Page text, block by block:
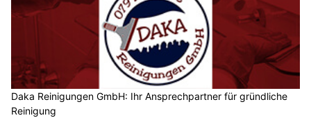
Daka Reinigungen GmbH: Ihr Ansprechpartner für gründliche
Reinigung